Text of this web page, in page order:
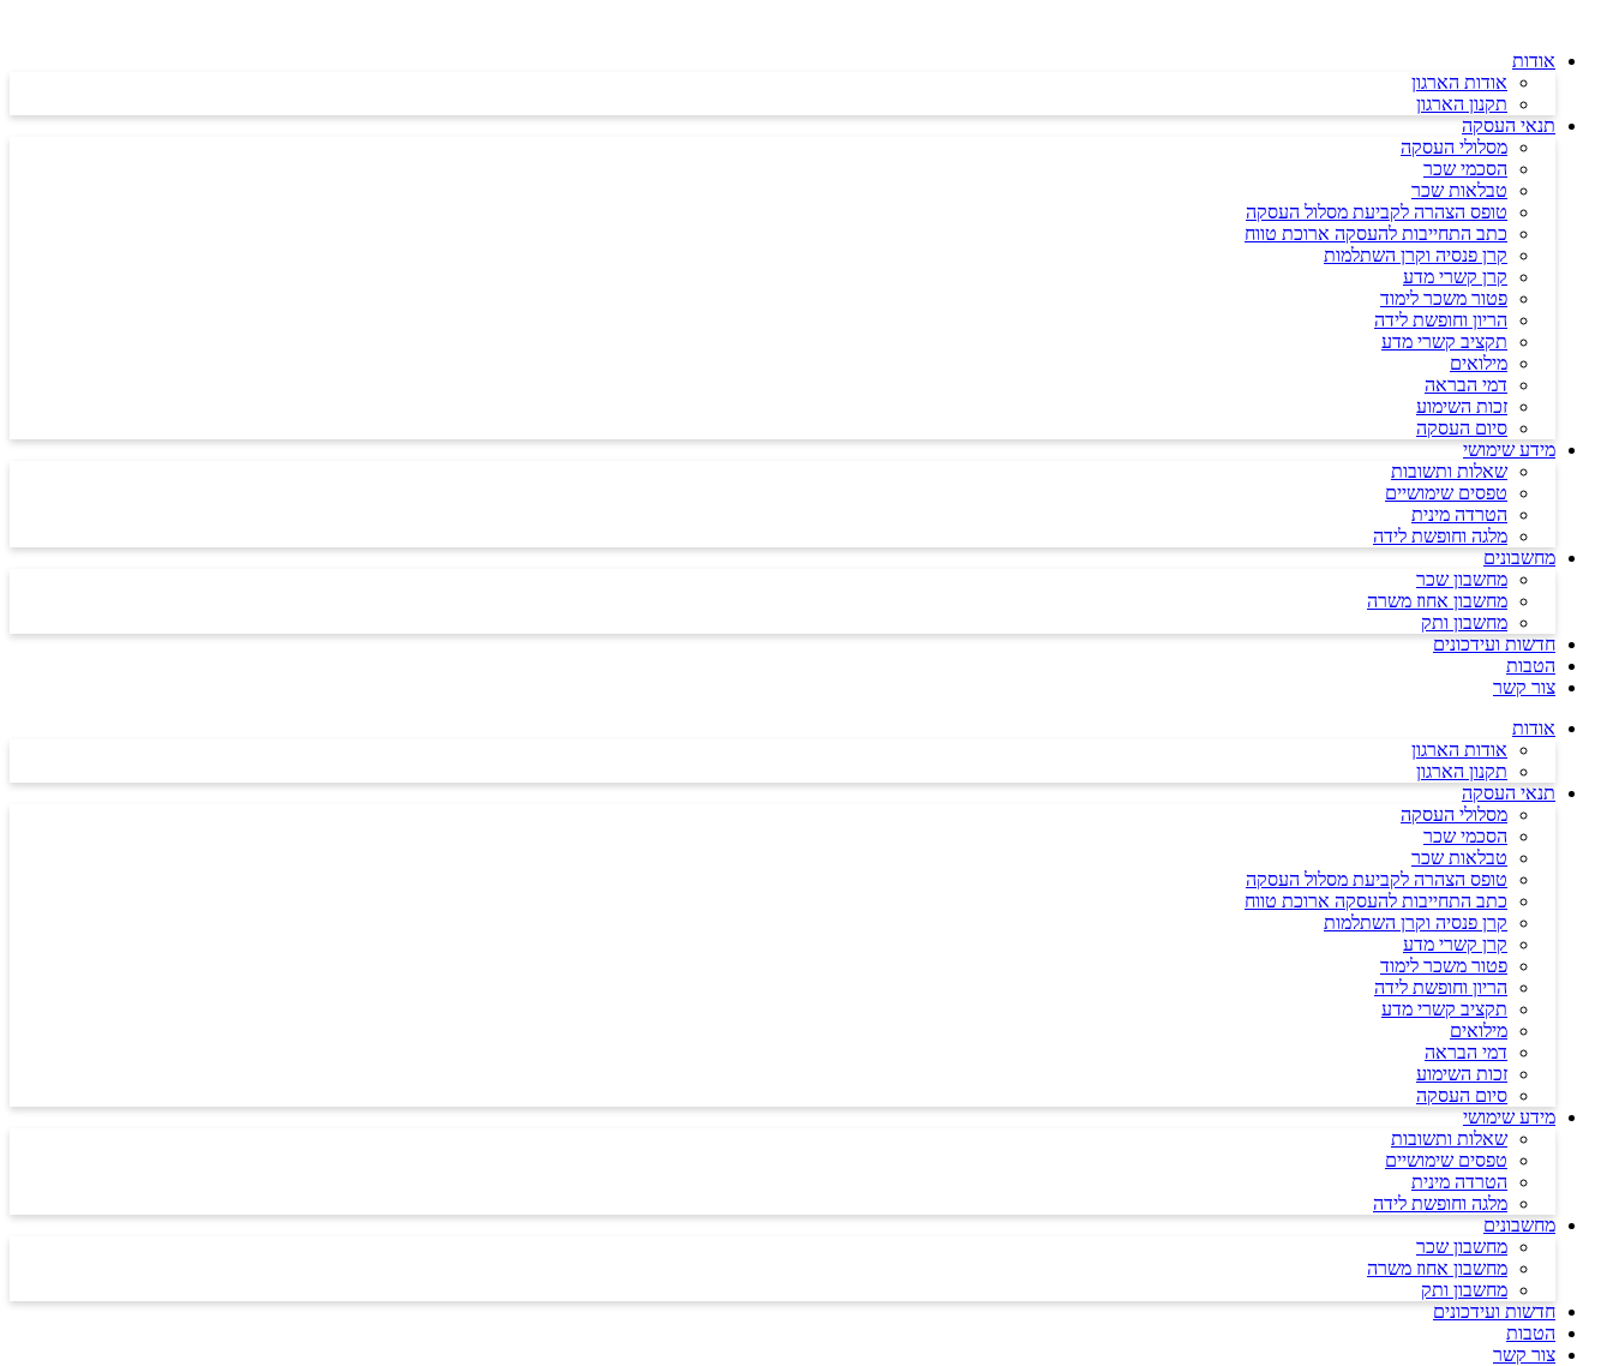
אודות
אודות הארגון
תקנון הארגון
תנאי העסקה
מסלולי העסקה
הסכמי שכר
טבלאות שכר
טופס הצהרה לקביעת מסלול העסקה
כתב התחייבות להעסקה ארוכת טווח
קרן פנסיה וקרן השתלמות
קרן קשרי מדע
פטור משכר לימוד
הריון וחופשת לידה
תקציב קשרי מדע
מילואים
דמי הבראה
זכות השימוע
סיום העסקה
מידע שימושי
שאלות ותשובות
טפסים שימושיים
הטרדה מינית
מלגה וחופשת לידה
מחשבונים
מחשבון שכר
מחשבון אחוז משרה
מחשבון ותק
חדשות ועידכונים
הטבות
צור קשר
אודות
אודות הארגון
תקנון הארגון
תנאי העסקה
מסלולי העסקה
הסכמי שכר
טבלאות שכר
טופס הצהרה לקביעת מסלול העסקה
כתב התחייבות להעסקה ארוכת טווח
קרן פנסיה וקרן השתלמות
קרן קשרי מדע
פטור משכר לימוד
הריון וחופשת לידה
תקציב קשרי מדע
מילואים
דמי הבראה
זכות השימוע
סיום העסקה
מידע שימושי
שאלות ותשובות
טפסים שימושיים
הטרדה מינית
מלגה וחופשת לידה
מחשבונים
מחשבון שכר
מחשבון אחוז משרה
מחשבון ותק
חדשות ועידכונים
הטבות
צור קשר